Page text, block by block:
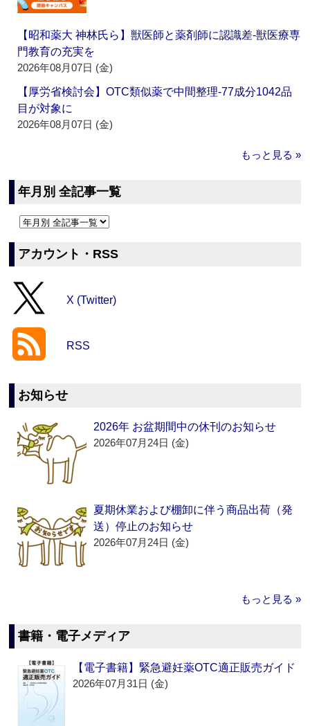
【昭和薬大 神林氏ら】獣医師と薬剤師に認識差‐獣医療専
門教育の充実を
2026年08月07日 (金)
【厚労省検討会】OTC類似薬で中間整理‐77成分1042品
目が対象に
2026年08月07日 (金)
もっと見る »
年月別 全記事一覧
アカウント・RSS
X (Twitter)
RSS
お知らせ
2026年 お盆期間中の休刊のお知らせ
2026年07月24日 (金)
夏期休業および棚卸に伴う商品出荷（発
送）停止のお知らせ
2026年07月24日 (金)
もっと見る »
書籍・電子メディア
【電子書籍】緊急避妊薬OTC適正販売ガイド
2026年07月31日 (金)